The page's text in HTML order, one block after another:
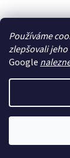
Používáme
zlepšovali
Google